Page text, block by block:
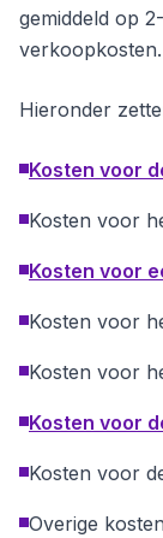
gemiddeld op
verkoopkosten.
Hieronder
Kosten voor
Kosten voor
Kosten voor
Kosten voor
Kosten voor
Kosten voor
Kosten voor
Overige kosten